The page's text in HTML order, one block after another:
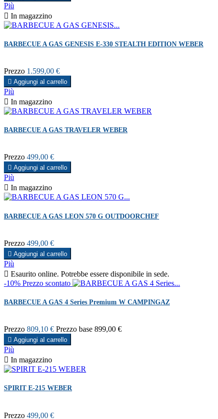
Più
 In magazzino
BARBECUE A GAS GENESIS E-330 STEALTH EDITION WEBER
Prezzo 1.599,00 €
 Aggiungi al carrello
Più
 In magazzino
BARBECUE A GAS TRAVELER WEBER
Prezzo 499,00 €
 Aggiungi al carrello
Più
 In magazzino
BARBECUE A GAS LEON 570 G OUTDOORCHEF
Prezzo 499,00 €
 Aggiungi al carrello
Più
 Esaurito online. Potrebbe essere disponibile in sede.
-10% Prezzo scontato
BARBECUE A GAS 4 Series Premium W CAMPINGAZ
Prezzo 809,10 € Prezzo base 899,00 €
 Aggiungi al carrello
Più
 In magazzino
SPIRIT E-215 WEBER
Prezzo 499,00 €